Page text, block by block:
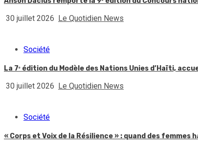
30 juillet 2026 Le Quotidien News
Société
La 7ᵉ édition du Modèle des Nations Unies d’Haïti,
30 juillet 2026 Le Quotidien News
Société
« Corps et Voix de la Résilience » : quand des